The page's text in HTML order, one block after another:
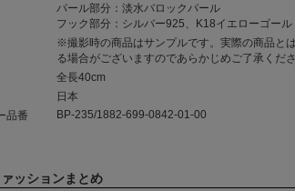
パール部分：淡水バロックパール
フック部分：シルバー925、K18イエローゴール
※撮影時の商品はサンプルです。実際の商品と
る場合がございますのであらかじめご了承くださ
全長40cm
日本
品番
BP-235/1882-699-0842-01-00
ッションまとめ